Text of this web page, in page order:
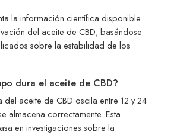
la información científica disponible
del aceite de CBD, basándose
sobre la estabilidad de los
dura el aceite de CBD?
del aceite de CBD oscila entre 12 y 24
almacena correctamente. Esta
en investigaciones sobre la